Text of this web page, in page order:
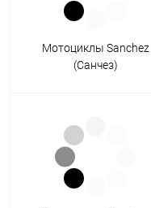
Мотоциклы Sanchez
(Санчез)